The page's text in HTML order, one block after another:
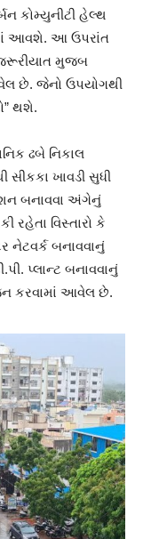
કોમ્યુનીટી હેલ્થ
આવશે. આ ઉપરાંત
મુજબ
છે. જેનો ઉપયોગથી
થશે.
ઢબે નિકાલ
સીકકા ખાવડી સુધી
બનાવવા અંગેનું
રહેતા વિસ્તારો કે
નેટવર્ક બનાવવાનું
પ્લાન્ટ બનાવવાનું
કરવામાં આવેલ છે.